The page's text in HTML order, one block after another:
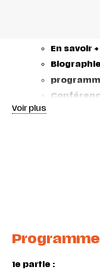
En savoir +
Voir plus
Programme
1e partie :